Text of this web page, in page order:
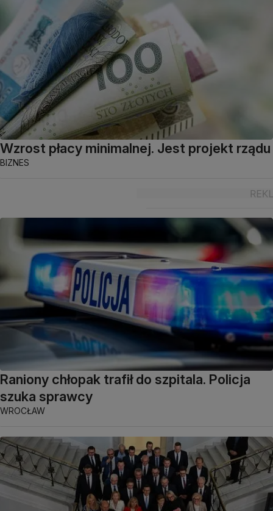
Wzrost płacy minimalnej. Jest projekt rządu
BIZNES
Raniony chłopak trafił do szpitala. Policja
szuka sprawcy
WROCŁAW